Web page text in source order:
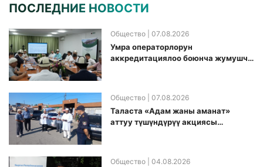
ПОСЛЕДНИЕ НОВОСТИ
Общество | 07.08.2026
Умра операторлорун
аккредитациялоо боюнча жумушчу
Общество | 07.08.2026
Таласта «Адам жаны аманат»
аттуу түшүндүрүү акциясы
Общество | 04.08.2026